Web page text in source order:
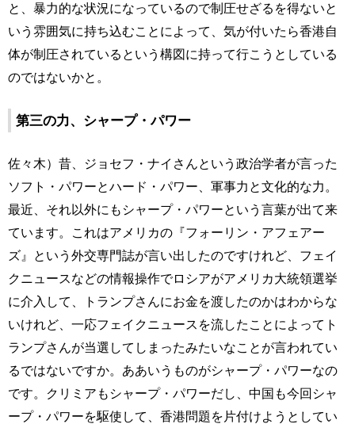
と、暴力的な状況になっているので制圧せざるを得ないと
いう雰囲気に持ち込むことによって、気が付いたら香港自
体が制圧されているという構図に持って行こうとしている
のではないかと。
第三の力、シャープ・パワー
佐々木）昔、ジョセフ・ナイさんという政治学者が言った
ソフト・パワーとハード・パワー、軍事力と文化的な力。
最近、それ以外にもシャープ・パワーという言葉が出て来
ています。これはアメリカの『フォーリン・アフェアー
ズ』という外交専門誌が言い出したのですけれど、フェイ
クニュースなどの情報操作でロシアがアメリカ大統領選挙
に介入して、トランプさんにお金を渡したのかはわからな
いけれど、一応フェイクニュースを流したことによってト
ランプさんが当選してしまったみたいなことが言われてい
るではないですか。ああいうものがシャープ・パワーなの
です。クリミアもシャープ・パワーだし、中国も今回シャ
ープ・パワーを駆使して、香港問題を片付けようとしてい